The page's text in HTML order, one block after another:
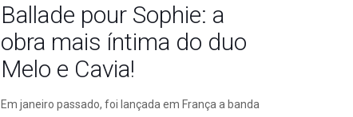
Ballade pour Sophie: a
obra mais íntima do duo
Melo e Cavia!
Em janeiro passado, foi lançada em França a banda